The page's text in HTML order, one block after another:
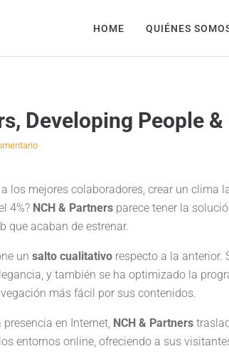
HOME QUIÉNES
Developing People
los mejores colaboradores, crear un
4%? NCH & Partners parece tener la
que acaban de estrenar.
un salto cualitativo respecto a la anterior.
y también se ha optimizado la
más fácil por sus contenidos.
en Internet, NCH & Partners
entornos online, ofreciendo a sus